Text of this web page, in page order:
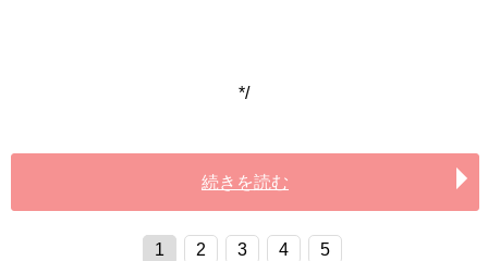
*/
続きを読む
1 2 3 4 5